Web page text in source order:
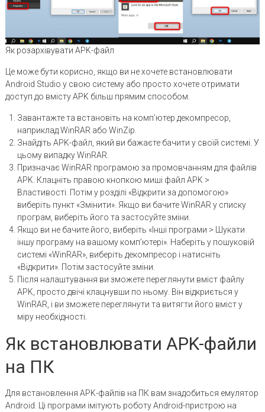
Як розархівувати APK-файл
Це може бути корисно, якщо ви не хочете встановлювати
Android Studio у свою систему або просто хочете отримати
доступ до вмісту APK більш прямим способом.
Завантажте та встановіть на комп’ютер декомпресор,
наприклад WinRAR або WinZip.
Знайдіть APK-файл, який ви бажаєте бачити у своїй системі. У
цьому випадку WinRAR.
Призначає WinRAR програмою за промовчанням для файлів
APK. Клацніть правою кнопкою миші файл APK >
Властивості. Потім у розділі «Відкрити за допомогою»
виберіть пункт «Змінити». Якщо ви бачите WinRAR у списку
програм, виберіть його та застосуйте зміни.
Якщо ви не бачите його, виберіть «Інші програми > Шукати
іншу програму на вашому комп’ютері». Наберіть у пошуковій
системі «WinRAR», виберіть декомпресор і натисніть
«Відкрити». Потім застосуйте зміни.
Після налаштування ви зможете переглянути вміст файлу
APK, просто двічі клацнувши по ньому. Він відкриється у
WinRAR, і ви зможете переглянути та витягти його вміст у
міру необхідності.
Як встановлювати APK-файли
на ПК
Для встановлення APK-файлів на ПК вам знадобиться емулятор
Android. Ці програми імітують роботу Android-пристрою на